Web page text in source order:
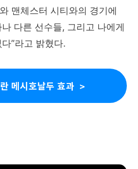
맨체스터 시티와의 경기에
다른 선수들, 그리고 나에게
”라고 밝혔다.
메시호날두 효과